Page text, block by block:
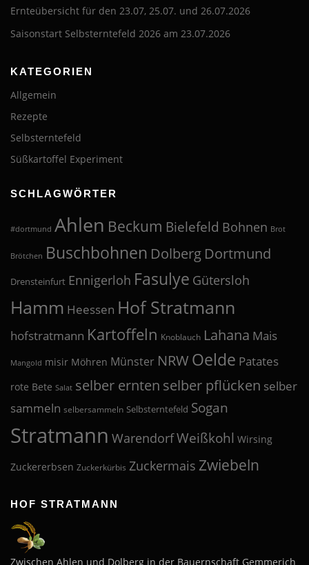
Ernteübersicht für den 23.07, 25.07. und 26.07.2026
Saisonstart Selbsterntefeld 2026 am 23.07.2026
KATEGORIEN
Allgemein
Rezepte
Selbsterntefeld
Süßkartoffel Experiment
SCHLAGWÖRTER
#dortmund Ahlen Beckum Bielefeld Bohnen Brot
Brötchen Buschbohnen Dolberg Dortmund
Drensteinfurt Ennigerloh Fasulye Gütersloh
Hamm Heessen Hof Stratmann
hofstratmann Kartoffeln Knoblauch Lahana Mais
Mangold misir Möhren Münster NRW Oelde Patates
rote Bete Salat selber ernten selber pflücken selber
sammeln selbersammeln Selbsterntefeld Sogan
Stratmann WarendorfWeißkohl Wirsing
Zuckererbsen Zuckerkürbis Zuckermais Zwiebeln
HOF STRATMANN
Zwischen Ahlen und Dolberg in der Bauernschaft Gemmerich